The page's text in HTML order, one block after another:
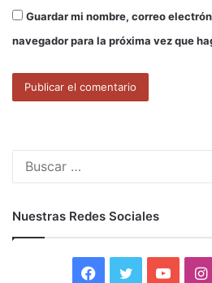
Guardar mi nombre, correo
navegador para la próxima vez que
Nuestras Redes Sociales
I